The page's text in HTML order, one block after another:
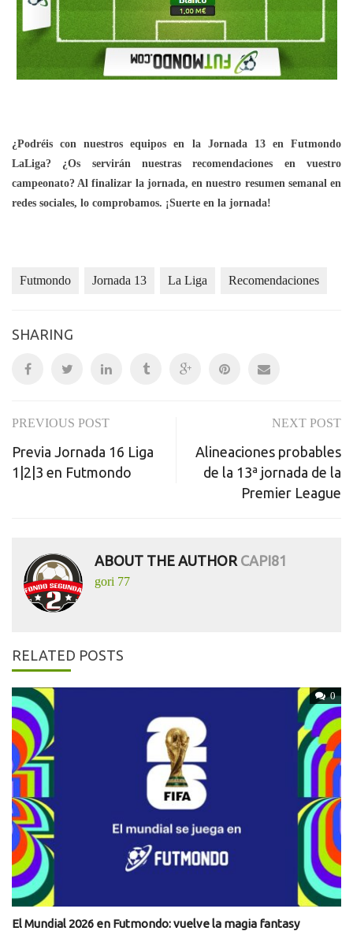
¿Podréis con nuestros equipos en la Jornada 13 en Futmondo
LaLiga? ¿Os servirán nuestras recomendaciones en vuestro
campeonato? Al finalizar la jornada, en nuestro resumen semanal en
redes sociales, lo comprobamos. ¡Suerte en la jornada!
Futmondo Jornada 13 La Liga Recomendaciones
SHARING
Post
navigation
PREVIOUS POST
Previa Jornada 16 Liga
1|2|3 en Futmondo
NEXT POST
Alineaciones probables
de la 13ª jornada de la
Premier League
ABOUT THE AUTHOR CAPI81
gori 77
RELATED POSTS
0
El Mundial 2026 en Futmondo: vuelve la magia fantasy